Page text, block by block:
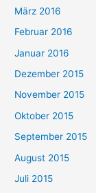
März 2016
Februar 2016
Januar 2016
Dezember 2015
November 2015
Oktober 2015
September 2015
August 2015
Juli 2015